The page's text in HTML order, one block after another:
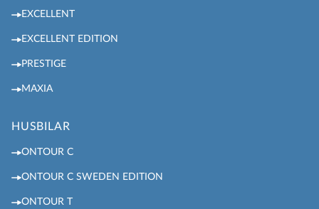
EXCELLENT
EXCELLENT EDITION
PRESTIGE
MAXIA
HUSBILAR
ONTOUR C
ONTOUR C SWEDEN EDITION
ONTOUR T